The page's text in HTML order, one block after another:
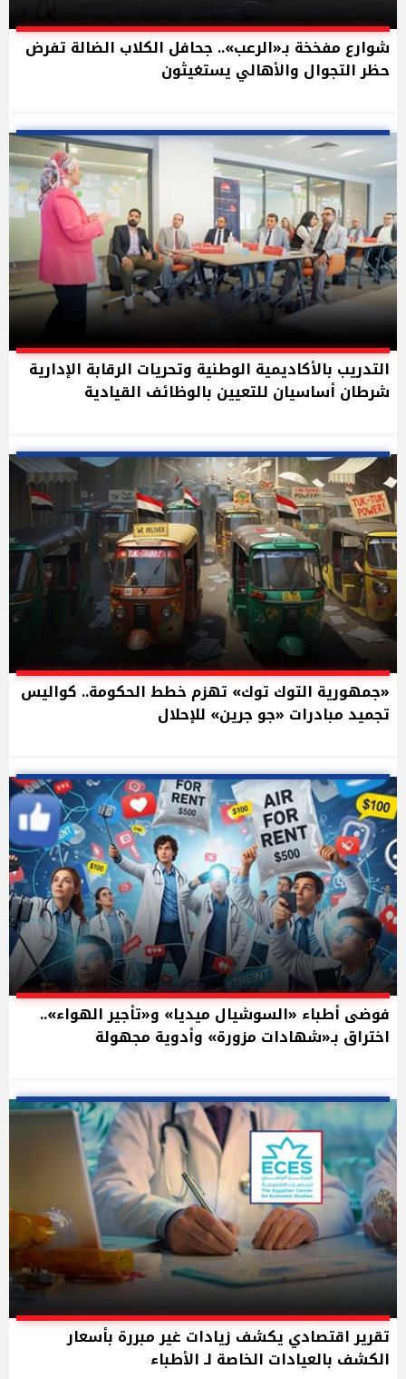
شوارع مفخخة بـ«الرعب».. جحافل الكلاب الضالة تفرض
حظر التجوال والأهالي يستغيثون
التدريب بالأكاديمية الوطنية وتحريات الرقابة الإدارية
شرطان أساسيان للتعيين بالوظائف القيادية
«جمهورية التوك توك» تهزم خطط الحكومة.. كواليس
تجميد مبادرات «جو جرين» للإحلال
فوضى أطباء «السوشيال ميديا» و«تأجير الهواء»..
اختراق بـ«شهادات مزورة» وأدوية مجهولة
تقرير اقتصادي يكشف زيادات غير مبررة بأسعار
الكشف بالعيادات الخاصة لـ الأطباء